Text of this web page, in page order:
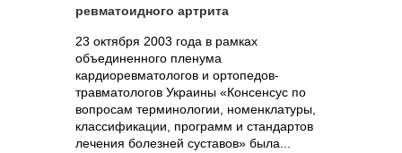
ревматоидного артрита
23 октября 2003 года в рамках
объединенного пленума
кардиоревматологов и ортопедов-
травматологов Украины «Консенсус по
вопросам терминологии, номенклатуры,
классификации, программ и стандартов
лечения болезней суставов» была...